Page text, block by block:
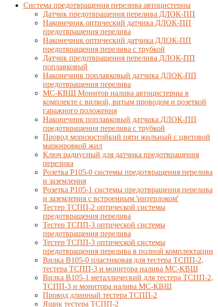
Система предотвращения перелива автоцистерны
Датчик предотвращения перелива ДЛОК-ПП
Наконечник оптический датчика ДЛОК-ПП
предотвращения перелива
Наконечник оптический датчика ДЛОК-ПП
предотвращения перелива с трубкой
Датчик предотвращения перелива ДЛОК-ПП
поплавковый
Наконечник поплавковый датчика ДЛОК-ПП
предотвращения перелива
МС-КВШ Монитор налива автоцистерны в
комплекте с вилкой, витым проводом и розеткой
гаражного положения
Наконечник поплавковый датчика ДЛОК-ПП
предотвращения перелива с трубкой
Провод морозостойкий пяти жильный с цветовой
маркировкой жил
Ключ радиусный для датчика предотвращения
перелива
Розетка Р105-0 системы предотвращения перелива
и заземления
Розетка Р105-1 системы предотвращения перелива
и заземления с встроенным 'интерлоком'
Тестер ТСПП-2 оптической системы
предотвращения перелива
Тестер ТСПП-3 оптической системы
предотвращения перелива
Тестер ТСПП-3 оптической системы
предотвращения перелива в полной комплектации
Вилка В105-0 пластиковая для тестера ТСПП-2,
тестера ТСПП-3 и монитора налива МС-КВШ
Вилка В105-1 металлический для тестера ТСПП-2,
ТСПП-3 и монитора налива МС-КВШ
Провод длинный тестера ТСПП-2
Ящик тестера ТСПП-2